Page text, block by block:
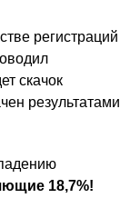
регистраций
скачок
результатами
18,7%!